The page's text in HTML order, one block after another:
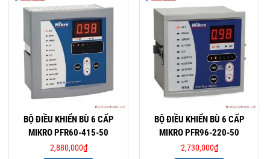
BỘ ĐIỀU KHIỂN BÙ 6 CẤP
MIKRO PFR60-415-50
2,880,000₫
BỘ ĐIỀU KHIỂN BÙ 6 CẤP
MIKRO PFR96-220-50
2,730,000₫